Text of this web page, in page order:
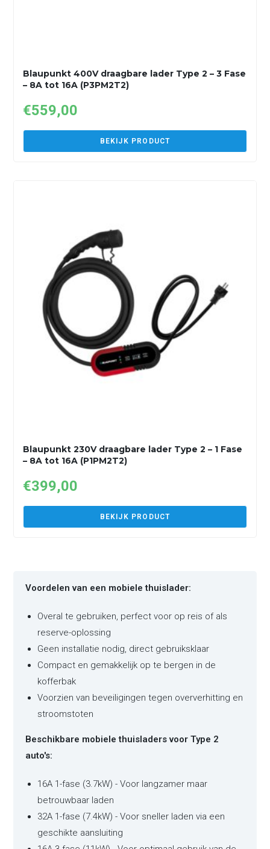
Blaupunkt 400V draagbare lader Type 2 – 3 Fase
– 8A tot 16A (P3PM2T2)
€559,00
BEKIJK PRODUCT
Blaupunkt 230V draagbare lader Type 2 – 1 Fase
– 8A tot 16A (P1PM2T2)
€399,00
BEKIJK PRODUCT
Voordelen van een mobiele thuislader:
Overal te gebruiken, perfect voor op reis of als
reserve-oplossing
Geen installatie nodig, direct gebruiksklaar
Compact en gemakkelijk op te bergen in de
kofferbak
Voorzien van beveiligingen tegen oververhitting en
stroomstoten
Beschikbare mobiele thuisladers voor Type 2
auto's:
16A 1-fase (3.7kW) - Voor langzamer maar
betrouwbaar laden
32A 1-fase (7.4kW) - Voor sneller laden via een
geschikte aansluiting